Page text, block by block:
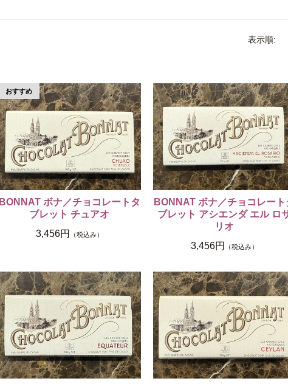
表示順:
BONNAT ボナ／チョコレートタ
ブレット チュアオ
3,456円
（税込み）
BONNAT ボナ／チョコレート
ブレット アシエンダ エル ロ
リオ
3,456円
（税込み）